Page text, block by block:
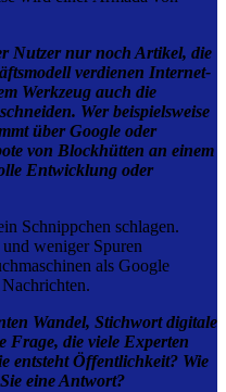
Nutzer nur noch Artikel, die
verdienen Internet-
Werkzeug auch die
Wer beispielsweise
über Google oder
von Blockhütten an einem
Entwicklung oder
Schnippchen schlagen.
weniger Spuren
als Google
Wandel, Stichwort digitale
Frage, die viele Experten
entsteht Öffentlichkeit? Wie
eine Antwort?